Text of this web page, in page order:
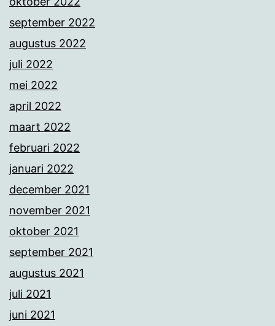
september 2022
augustus 2022
juli 2022
mei 2022
april 2022
maart 2022
februari 2022
januari 2022
december 2021
november 2021
oktober 2021
september 2021
augustus 2021
juli 2021
juni 2021